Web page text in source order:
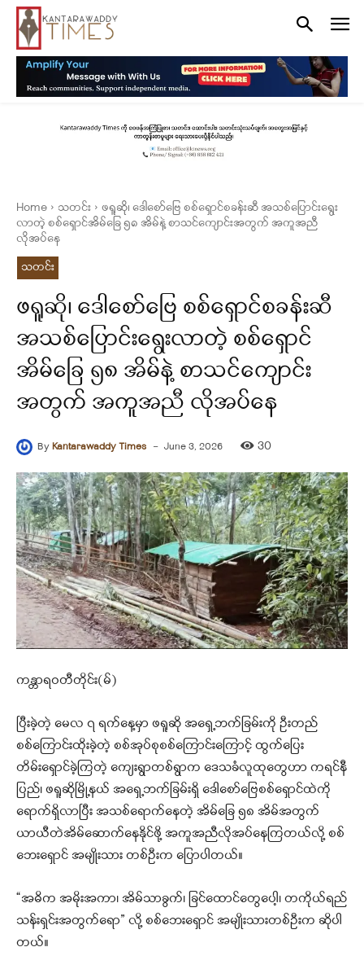
Home သတင်း
ဖရူဆို၊ ဒေါစော်ဗြေ စစ်ရှောင်စခန်းဆီ အသစ်ပြောင်းရွေး
လာတဲ့ စစ်ရှောင်အိမ်ခြေ ၅၈ အိမ်နဲ့ စာသင်ကျောင်းအတွက် အကူအညီ
လိုအပ်နေ
သတင်း
ဖရူဆို၊ ဒေါစော်ဗြေ စစ်ရှောင်စခန်းဆီ
အသစ်ပြောင်းရွေးလာတဲ့ စစ်ရှောင်
အိမ်ခြေ ၅၈ အိမ်နဲ့ စာသင်ကျောင်း
အတွက် အကူအညီ လိုအပ်နေ
ByKantarawaddy Times - June 3, 2026 30
ကန္တာရဝတီတိုင်း(မ်)
ပြီးခဲ့တဲ့ မေလ ၇ ရက်နေ့မှာ ဖရူဆို အရှေ့ဘက်ခြမ်းကို ဦးတည်
စစ်ကြောင်းထိုးခဲ့တဲ့ စစ်အုပ်စုစစ်ကြောင်းကြောင့် ထွက်ပြေး
တိမ်းရှောင်ခဲ့ကြတဲ့ ကျေးရွာတစ်ရွာက ဒေသခံလူထုတွေဟာ ကရင်နီ
ပြည်၊ ဖရူဆိုမြို့နယ် အရှေ့ဘက်ခြမ်းရှိ ဒေါစော်ဗြေစစ်ရှောင်ထဲကို
ရောက်ရှိလာပြီး အသစ်ရောက်နေတဲ့ အိမ်ခြေ ၅၈ အိမ်အတွက်
ယာယီတဲအိမ်ဆောက်နေနိုင်ဖို့ အကူအညီလိုအပ်နေကြတယ်လို့ စစ်
ဘေးရှောင် အမျိုးသား တစ်ဦးက ပြောပါတယ်။
“အဓိက အမိုးအကာ၊ အိမ်သာခွက်၊ ခြင်ထောင်တွေပေါ့၊ တကိုယ်ရည်
သန်းရှင်းအတွက်ရော” လို့ စစ်ဘေးရှောင် အမျိုးသားတစ်ဦးက ဆိုပါ
တယ်။